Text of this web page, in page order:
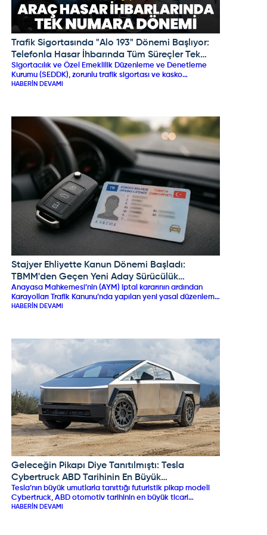
OMODA JAECOO
Trafik Sigortasında "Alo 193" Dönemi Başlıyor:
Telefonla Hasar İhbarında Tüm Süreçler Tek
Merkezde Toplanıyor!
Sigortacılık ve Özel Emeklilik Düzenleme ve Denetleme
Kurumu (SEDDK), zorunlu trafik sigortası ve kasko
süreçlerinde devrim niteliğinde bir adım atarak "Alo 193
tüm sigorta şirketlerini kapsayacak şekilde tek bir telefon
hattı üzerinden yapılacak. Uygulama; süreçleri
hızlandırmayı, usulsüzlükleri önlemeyi ve sürücüleri mağdur
eden aracı yapıların önüne geçmeyi hedefliyor.
HABERIN DEVAMI
TOGG
Stajyer Ehliyette Kanun Dönemi Başladı:
TBMM'den Geçen Yeni Aday Sürücülük
Düzenlemesi Neleri Değiştiriyor?
Anayasa Mahkemesi’nin (AYM) iptal kararının ardından
Karayolları Trafik Kanunu’nda yapılan yeni yasal düzenleme
TBMM Genel Kurulu’nda kabul edildi. Sürücü adaylarını
ehliyeti iptal edilip yeniden belge kazanan sürücüler için 2
yıllık aday sürücülük süresi kanunlaştı. 75 ceza puanının
aşılması, 0,20 promil üzeri alkol kullanımı veya kural
ihlallerinin tekrarı durumunda ehliyet doğrudan iptal
edilecek.
HABERIN DEVAMI
TESLA
Geleceğin Pikapı Diye Tanıtılmıştı: Tesla
Cybertruck ABD Tarihinin En Büyük
Fiyaskolarından Biri Oldu!
Tesla’nın büyük umutlarla tanıttığı futuristik pikap modeli
Cybertruck, ABD otomotiv tarihinin en büyük ticari
başarısızlıklarından biri olarak gösterilmeye başlandı. Elon
HABERIN DEVAMI